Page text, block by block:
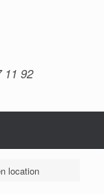
11 92
location